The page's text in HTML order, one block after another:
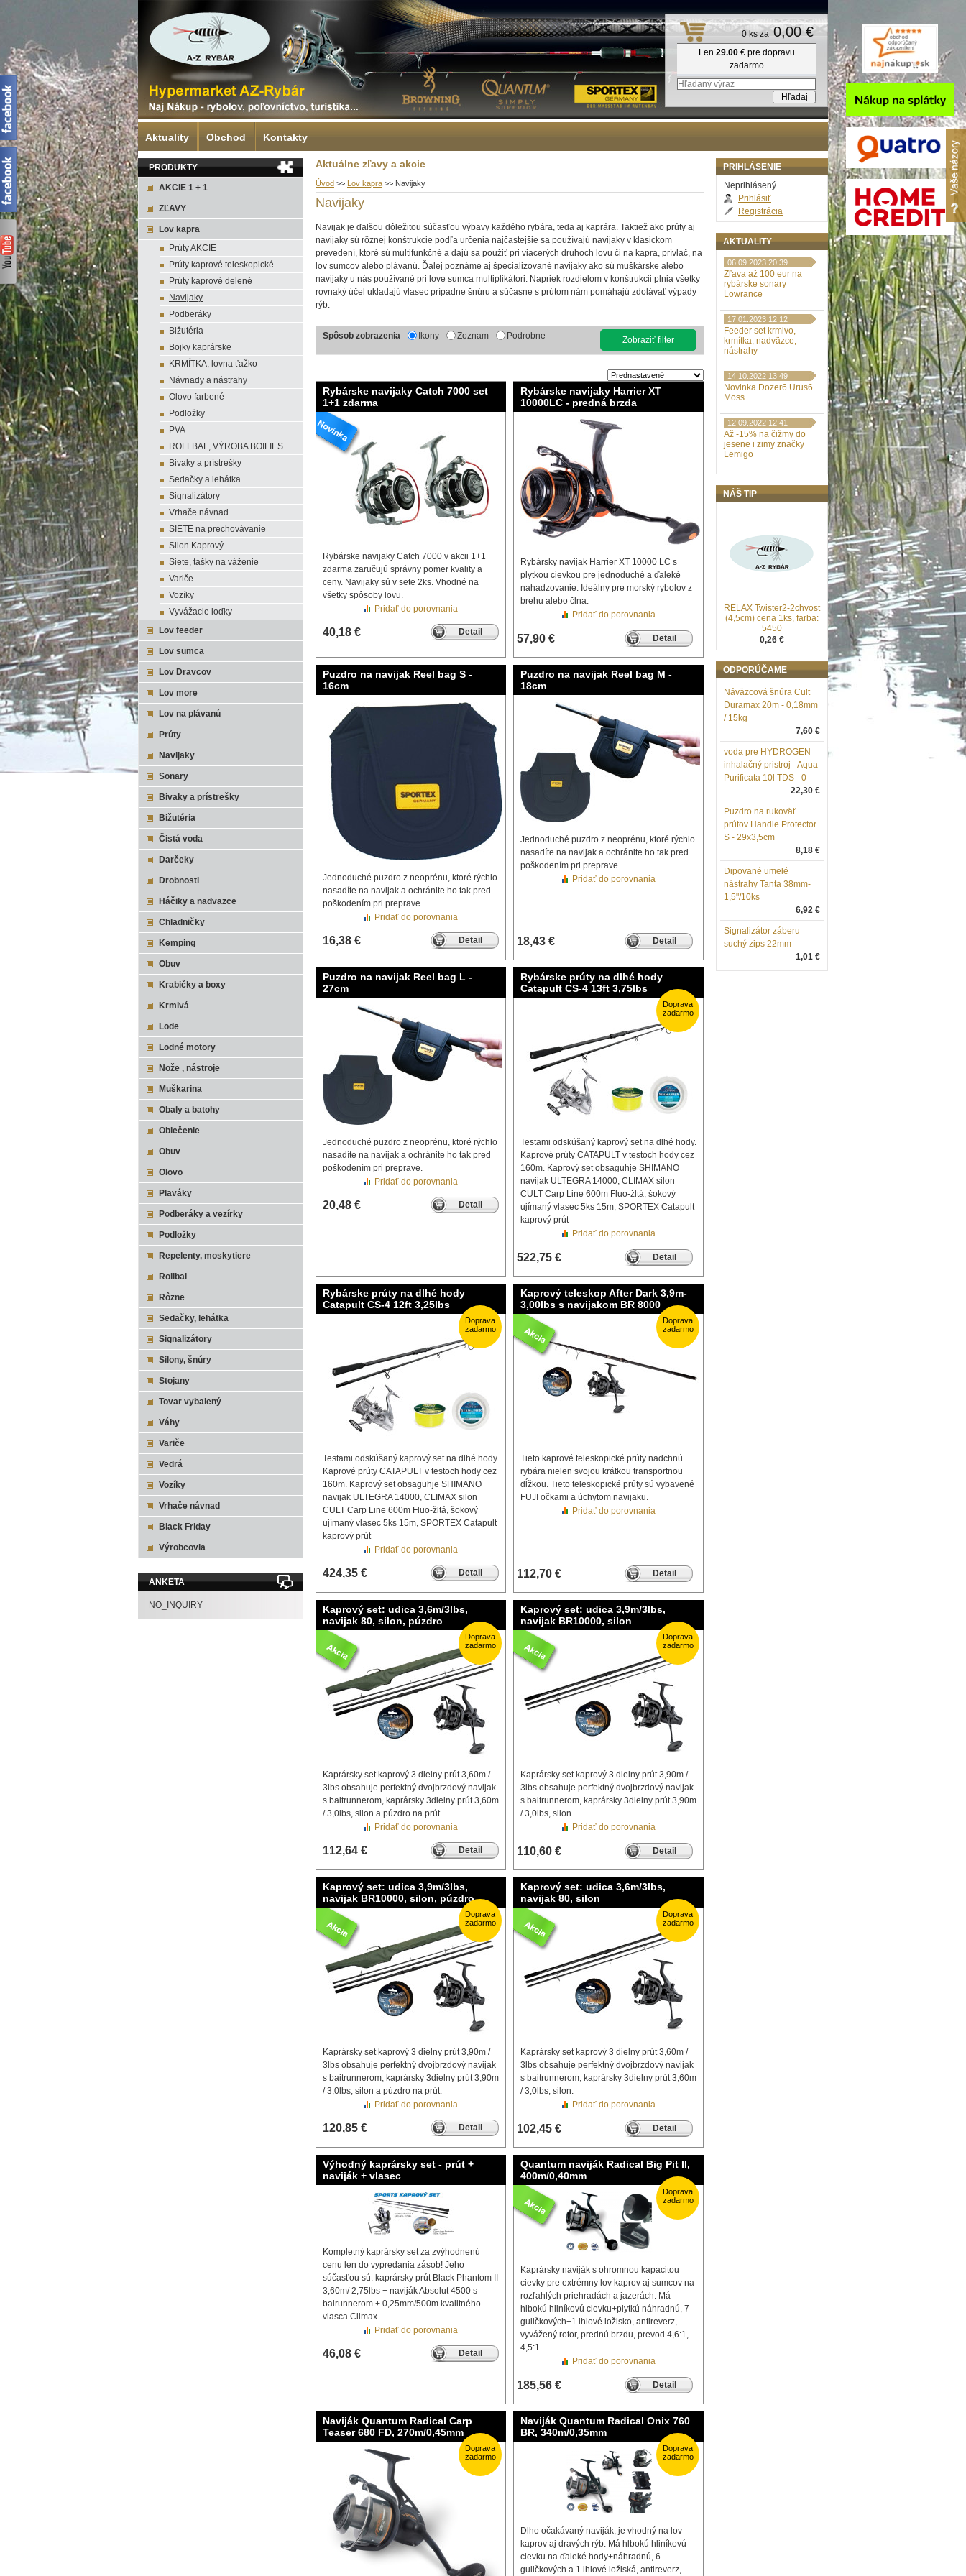
Aktuálne zľavy a akcie
Úvod >> Lov kapra >> Navijaky
Navijaky
Navijak je ďalšou dôležitou súčasťou výbavy každého rybára, teda aj kaprára. Taktiež ako prúty aj
navijaky sú rôznej konštrukcie podľa určenia najčastejšie sa používajú navijaky v klasickom
prevedení, ktoré sú multifunkčné a dajú sa použiť pri viacerých druhoch lovu či na kapra, prívlač, na
lov sumcov alebo plávanú. Ďalej poznáme aj špecializované navijaky ako sú muškárske alebo
navijaky u nás používané pri love sumca multiplikátori. Napriek rozdielom v konštrukcii plnia všetky
rovnaký účel ukladajú vlasec prípadne šnúru a súčasne s prútom nám pomáhajú zdolávať výpady
rýb.
Spôsob zobrazenia Ikony Zoznam Podrobne Zobraziť filter
Rybárske navijaky Catch 7000 set
1+1 zdarma
Rybárske navijaky Catch 7000 v akcii 1+1
zdarma zaručujú správny pomer kvality a
ceny. Navijaky sú v sete 2ks. Vhodné na
všetky spôsoby lovu.
40,18 € Detail
Pridať do porovnania
Rybárske navijaky Harrier XT
10000LC - predná brzda
Rybársky navijak Harrier XT 10000 LC s
plytkou cievkou pre jednoduché a ďaleké
nahadzovanie. Ideálny pre morský rybolov z
brehu alebo člna.
57,90 € Detail
Pridať do porovnania
Puzdro na navijak Reel bag S -
16cm
Jednoduché puzdro z neoprénu, ktoré rýchlo
nasadíte na navijak a ochránite ho tak pred
poškodením pri preprave.
16,38 € Detail
Pridať do porovnania
Puzdro na navijak Reel bag M -
18cm
Jednoduché puzdro z neoprénu, ktoré rýchlo
nasadíte na navijak a ochránite ho tak pred
poškodením pri preprave.
18,43 € Detail
Pridať do porovnania
Puzdro na navijak Reel bag L -
27cm
Jednoduché puzdro z neoprénu, ktoré rýchlo
nasadíte na navijak a ochránite ho tak pred
poškodením pri preprave.
20,48 € Detail
Pridať do porovnania
Rybárske prúty na dlhé hody
Catapult CS-4 13ft 3,75lbs
Testami odskúšaný kaprový set na dlhé hody.
Kaprové prúty CATAPULT v testoch hody cez
160m. Kaprový set obsaguhje SHIMANO
navijak ULTEGRA 14000, CLIMAX silon
CULT Carp Line 600m Fluo-žltá, šokový
ujímaný vlasec 5ks 15m, SPORTEX Catapult
kaprový prút
522,75 € Detail
Pridať do porovnania
Doprava
zadarmo
Rybárske prúty na dlhé hody
Catapult CS-4 12ft 3,25lbs
Testami odskúšaný kaprový set na dlhé hody.
Kaprové prúty CATAPULT v testoch hody cez
160m. Kaprový set obsaguhje SHIMANO
navijak ULTEGRA 14000, CLIMAX silon
CULT Carp Line 600m Fluo-žltá, šokový
ujímaný vlasec 5ks 15m, SPORTEX Catapult
kaprový prút
424,35 € Detail
Pridať do porovnania
Doprava
zadarmo
Kaprový teleskop After Dark 3,9m-
3,00lbs s navijakom BR 8000
Tieto kaprové teleskopické prúty nadchnú
rybára nielen svojou krátkou transportnou
dĺžkou. Tieto teleskopické prúty sú vybavené
FUJI očkami a úchytom navijaku.
112,70 € Detail
Pridať do porovnania
Doprava
zadarmo
Kaprový set: udica 3,6m/3lbs,
navijak 80, silon, púzdro
Kaprársky set kaprový 3 dielny prút 3,60m /
3lbs obsahuje perfektný dvojbrzdový navijak
s baitrunnerom, kaprársky 3dielny prút 3,60m
/ 3,0lbs, silon a púzdro na prút.
112,64 € Detail
Pridať do porovnania
Doprava
zadarmo
Kaprový set: udica 3,9m/3lbs,
navijak BR10000, silon
Kaprársky set kaprový 3 dielny prút 3,90m /
3lbs obsahuje perfektný dvojbrzdový navijak
s baitrunnerom, kaprársky 3dielny prút 3,90m
/ 3,0lbs, silon.
110,60 € Detail
Pridať do porovnania
Doprava
zadarmo
Kaprový set: udica 3,9m/3lbs,
navijak BR10000, silon, púzdro
Kaprársky set kaprový 3 dielny prút 3,90m /
3lbs obsahuje perfektný dvojbrzdový navijak
s baitrunnerom, kaprársky 3dielny prút 3,90m
/ 3,0lbs, silon a púzdro na prút.
120,85 € Detail
Pridať do porovnania
Doprava
zadarmo
Kaprový set: udica 3,6m/3lbs,
navijak 80, silon
Kaprársky set kaprový 3 dielny prút 3,60m /
3lbs obsahuje perfektný dvojbrzdový navijak
s baitrunnerom, kaprársky 3dielny prút 3,60m
/ 3,0lbs, silon.
102,45 € Detail
Pridať do porovnania
Doprava
zadarmo
Výhodný kaprársky set - prút +
naviják + vlasec
Kompletný kaprársky set za zvýhodnenú
cenu len do vypredania zásob! Jeho
súčasťou sú: kaprársky prút Black Phantom II
3,60m/ 2,75lbs + naviják Absolut 4500 s
bairunnerom + 0,25mm/500m kvalitného
vlasca Climax.
46,08 € Detail
Pridať do porovnania
Quantum naviják Radical Big Pit II,
400m/0,40mm
Kaprársky naviják s ohromnou kapacitou
cievky pre extrémny lov kaprov aj sumcov na
rozľahlých priehradách a jazerách. Má
hlbokú hliníkovú cievku+plytkú náhradnú, 7
guličkových+1 ihlové ložisko, antireverz,
vyvážený rotor, prednú brzdu, prevod 4,6:1,
4,5:1
185,56 € Detail
Pridať do porovnania
Doprava
zadarmo
Naviják Quantum Radical Carp
Teaser 680 FD, 270m/0,45mm
Doprava
zadarmo
Naviják Quantum Radical Onix 760
BR, 340m/0,35mm
Dlho očakávaný naviják, je vhodný na lov
kaprov aj dravých rýb. Má hlbokú hliníkovú
cievku na ďaleké hody+náhradnú, 6
guličkových a 1 ihlové ložiská, antireverz,
Doprava
zadarmo
PRODUKTY
AKCIE 1 + 1
ZĽAVY
Lov kapra
Prúty AKCIE
Prúty kaprové teleskopické
Prúty kaprové delené
Navijaky
Podberáky
Bižutéria
Bojky kaprárske
KRMÍTKA, lovna ťažko
Návnady a nástrahy
Olovo farbené
Podložky
PVA
ROLLBAL, VÝROBA BOILIES
Bivaky a prístrešky
Sedačky a lehátka
Signalizátory
Vrhače návnad
SIETE na prechovávanie
Silon Kaprový
Siete, tašky na váženie
Variče
Vozíky
Vyvážacie loďky
Lov feeder
Lov sumca
Lov Dravcov
Lov more
Lov na plávanú
Prúty
Navijaky
Sonary
Bivaky a prístrešky
Bižutéria
Čistá voda
Darčeky
Drobnosti
Háčiky a nadväzce
Chladničky
Kemping
Obuv
Krabičky a boxy
Krmivá
Lode
Lodné motory
Nože , nástroje
Muškarina
Obaly a batohy
Oblečenie
Obuv
Olovo
Plaváky
Podberáky a vezírky
Podložky
Repelenty, moskytiere
Rollbal
Rôzne
Sedačky, lehátka
Signalizátory
Silony, šnúry
Stojany
Tovar vybalený
Váhy
Variče
Vedrá
Vozíky
Vrhače návnad
Black Friday
Výrobcovia
ANKETA
NO_INQUIRY
PRIHLÁSENIE
Neprihlásený
Prihlásiť
Registrácia
AKTUALITY
06.09.2023 20:39
Zľava až 100 eur na
rybárske sonary
Lowrance
17.01.2023 12:12
Feeder set krmivo,
krmítka, nadväzce,
nástrahy
14.10.2022 13:49
Novinka Dozer6 Urus6
Moss
12.09.2022 12:41
Až -15% na čižmy do
jesene i zimy značky
Lemigo
NÁŠ TIP
RELAX Twister2-2chvost
(4,5cm) cena 1ks, farba:
5450
0,26 €
ODPORÚČAME
Náväzcová šnúra Cult
Duramax 20m - 0,18mm
/ 15kg
7,60 €
voda pre HYDROGEN
inhalačný pristroj - Aqua
Purificata 10l TDS - 0
22,30 €
Puzdro na rukoväť
prútov Handle Protector
S - 29x3,5cm
8,18 €
Dipované umelé
nástrahy Tanta 38mm-
1,5"/10ks
6,92 €
Signalizátor záberu
suchý zips 22mm
1,01 €
Aktuality Obchod Kontakty
0 ks za 0,00 €
Len 29.00€ pre dopravu
zadarmo